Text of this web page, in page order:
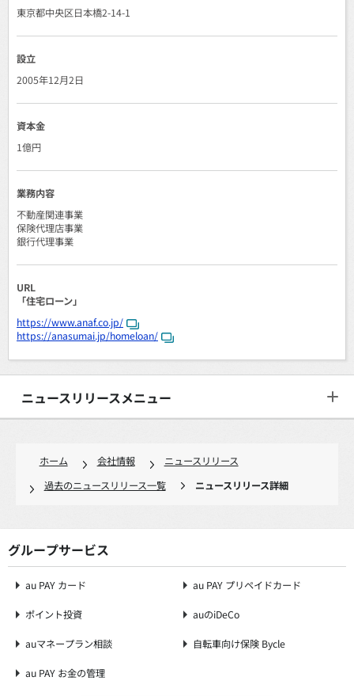
東京都中央区日本橋2-14-1
設立
2005年12月2日
資本金
1億円
業務内容
不動産関連事業
保険代理店事業
銀行代理事業
URL
「住宅ローン」
https://www.anaf.co.jp/
https://anasumai.jp/homeloan/
ニュースリリースメニュー
ホーム 会社情報
ニュースリリース
過去のニュースリリース一覧
ニュースリリース詳細
グループサービス
au PAY カード au PAY プリペイドカード
ポイント投資 auのiDeCo
auマネープラン相談 自転車向け保険 Bycle
au PAY お金の管理